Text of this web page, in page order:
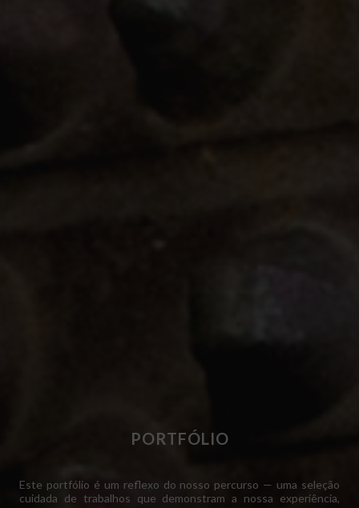
PORTFÓLIO
Este portfólio é um reflexo do nosso percurso — uma seleção
cuidada de trabalhos que demonstram a nossa experiência,